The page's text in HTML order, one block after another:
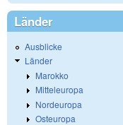
Länder
Ausblicke
Länder
Marokko
Mitteleuropa
Nordeuropa
Osteuropa